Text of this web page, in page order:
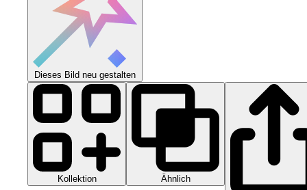
Dieses Bild neu gestalten
Kollektion Ähnlich